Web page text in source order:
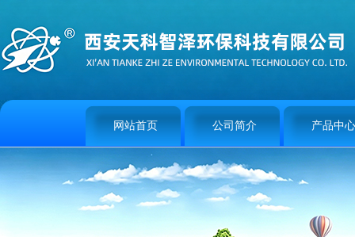
网站首页 公司简介 产品中心